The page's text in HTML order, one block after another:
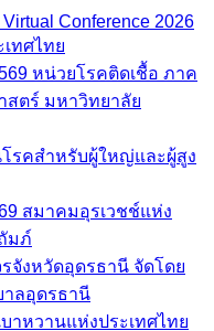
Conference 2026
ทศไทย
หน่วยโรคติดเชื้อ ภาค
ตร์ มหาวิทยาลัย
รคสำหรับผู้ใหญ่และผู้สูง
สมาคมอุรเวชช์แห่ง
มภ์
จังหวัดอุดรธานี จัดโดย
าลอุดรธานี
าหวานแห่งประเทศไทย